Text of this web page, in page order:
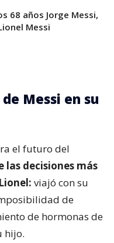
68 años Jorge Messi,
Messi
Messi en su
el futuro del
las decisiones más
viajó con su
de
de hormonas de
hijo.